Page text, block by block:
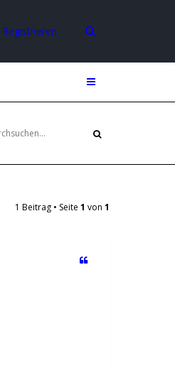
Registrieren
1 Beitrag • Seite 1 von 1